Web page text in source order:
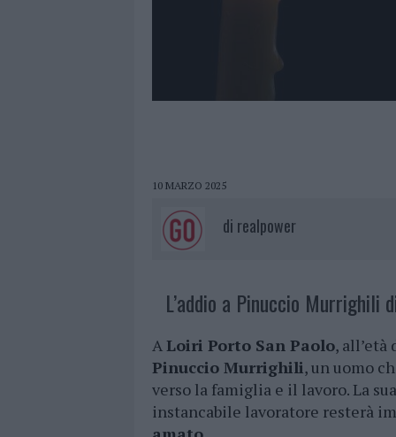
10 MARZO 2025
di realpower
L’addio a Pinuccio Murrighili
ALoiri Porto San Paolo,
Pinuccio Murrighili, un uomo
verso la famiglia e il lavoro. La
instancabile lavoratore resterà